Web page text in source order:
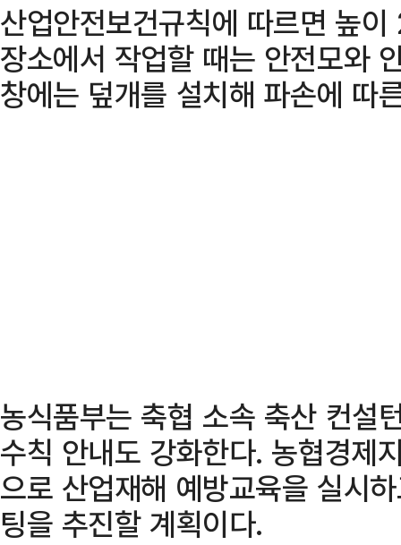
산업안전보건규칙에 따르면 높
장소에서 작업할 때는 안전모와
창에는 덮개를 설치해 파손에 따
농식품부는 축협 소속 축산 컨설
수칙 안내도 강화한다. 농협경제
으로 산업재해 예방교육을 실시
팅을 추진할 계획이다.